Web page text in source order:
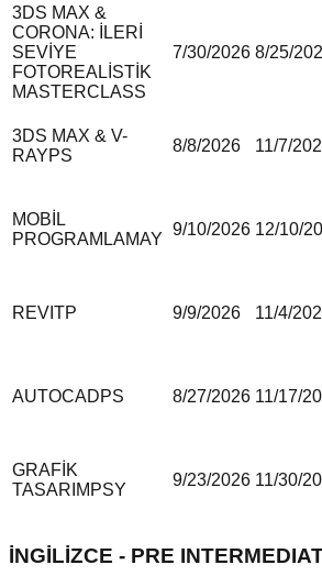
3DS MAX &
CORONA: İLERİ
SEVİYE
FOTOREALİSTİK
MASTERCLASS
7/30/2026 8/25/
3DS MAX & V-
RAYPS
8/8/2026 11/7/
MOBİL
PROGRAMLAMAY
9/10/2026 12/10/
REVITP 9/9/2026 11/4/
AUTOCADPS 8/27/2026 11/17/
GRAFİK
TASARIM PSY
9/23/2026 11/30/
İNGİLİZCE - PRE